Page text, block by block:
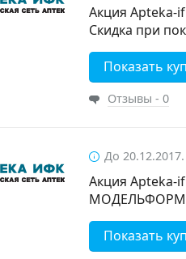
Акция Apteka-
Скидка при
Показать
Отзывы - 0
До 20.12.2017.
Акция Apteka-
МОДЕЛЬФОРМ:
Показать